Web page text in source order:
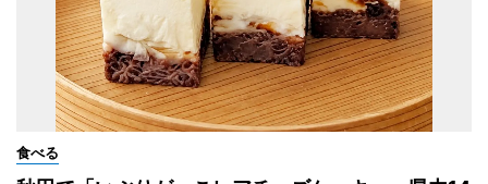
食べる